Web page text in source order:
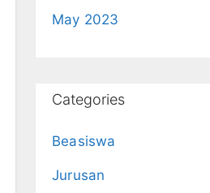
May 2023
Categories
Beasiswa
Jurusan